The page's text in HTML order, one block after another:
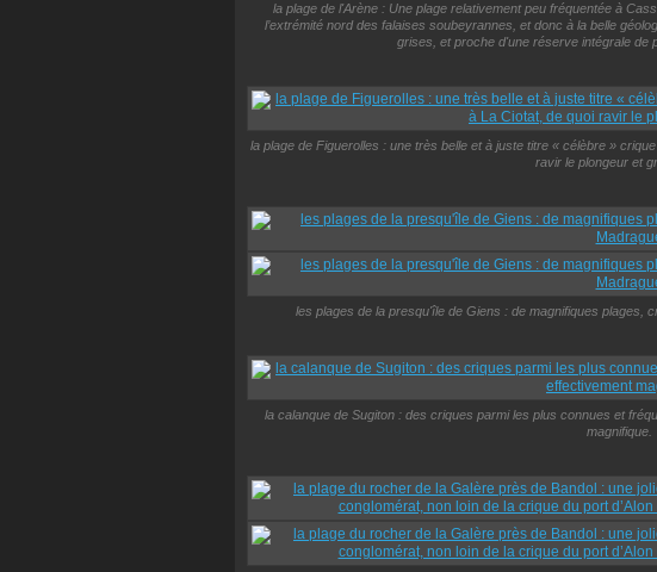
la plage de l'Arène : Une plage relativement peu fréquentée à
l’extrémité nord des falaises soubeyrannes, et donc à la belle
grises, et proche d'une réserve intégrale de
la plage de Figuerolles : une très belle et à juste titre « célèbre »
ravir le plongeur et
les plages de la presqu'île de Giens : de magnifiques plages,
la calanque de Sugiton : des criques parmi les plus connues et
magnifique.